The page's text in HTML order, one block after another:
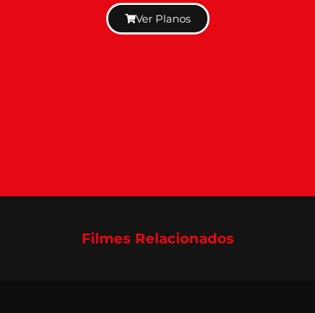
Ver Planos
Filmes Relacionados